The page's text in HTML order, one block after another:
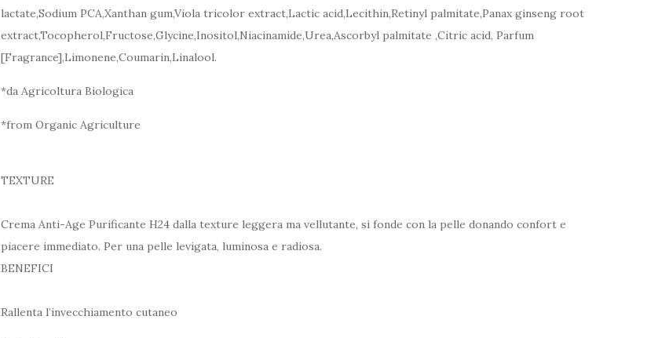
lactate,Sodium PCA,Xanthan gum,Viola tricolor extract,Lactic acid,Lecithin,Retinyl palmitate,Panax ginseng root
extract,Tocopherol,Fructose,Glycine,Inositol,Niacinamide,Urea,Ascorbyl palmitate ,Citric acid, Parfum
[Fragrance],Limonene,Coumarin,Linalool.
*da Agricoltura Biologica
*from Organic Agriculture
TEXTURE
Crema Anti-Age Purificante H24 dalla texture leggera ma vellutante, si fonde con la pelle donando confort e
piacere immediato. Per una pelle levigata, luminosa e radiosa.
BENEFICI
Rallenta l’invecchiamento cutaneo